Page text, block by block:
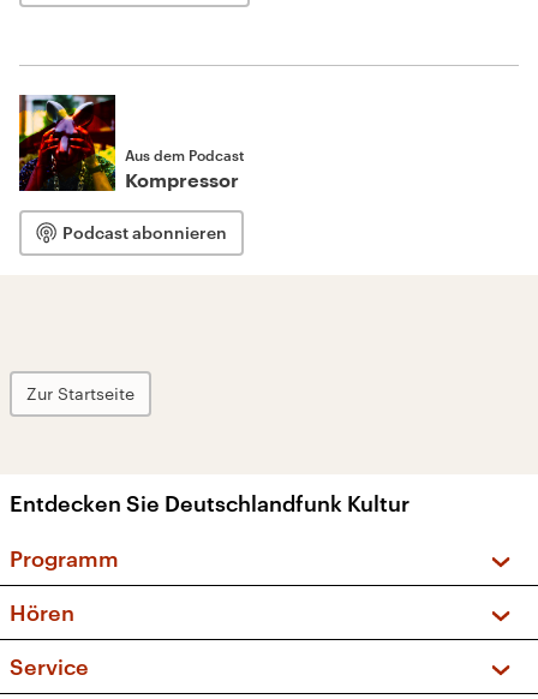
Aus dem Podcast
Kompressor
Podcast abonnieren
Zur Startseite
Entdecken Sie Deutschlandfunk Kultur
Programm
Sendungen und Podcasts
Musikliste
Hören
Service